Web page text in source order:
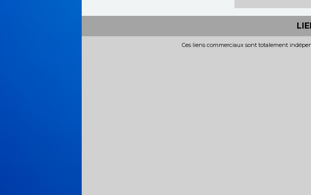
Ces liens commerciaux sont totalement